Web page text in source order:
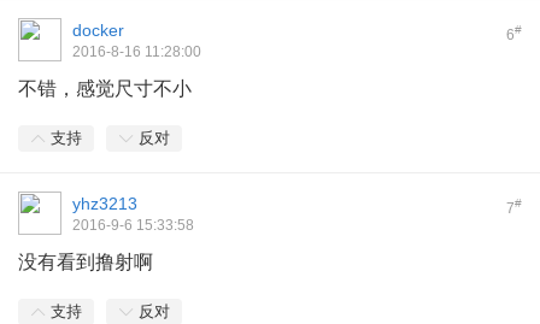
6#
docker
2016-8-16 11:28:00
不错，感觉尺寸不小
支持 反对
7#
yhz3213
2016-9-6 15:33:58
没有看到撸射啊
支持 反对